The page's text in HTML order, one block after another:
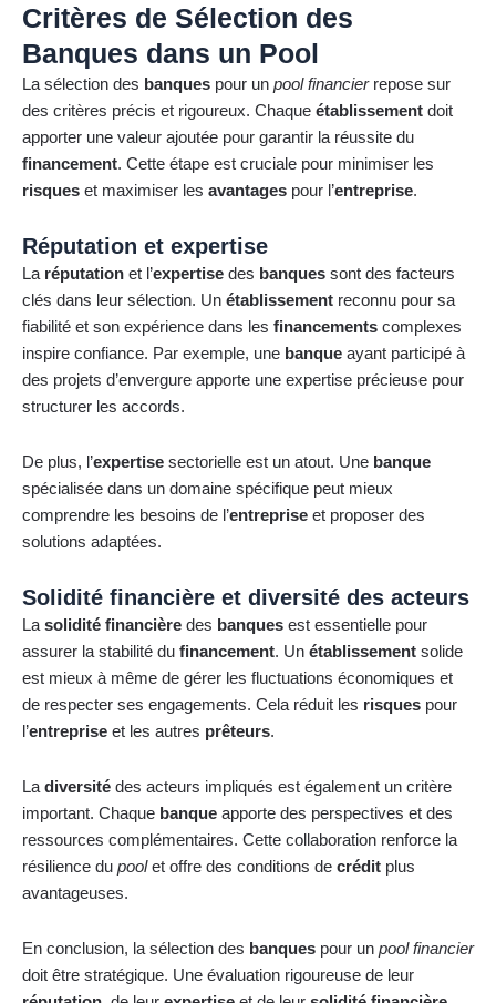
Critères de Sélection des
Banques dans un Pool
La sélection des banques pour un pool financierrepose sur
des critères précis et rigoureux. Chaque établissement doit
apporter une valeur ajoutée pour garantir la réussite du
financement. Cette étape est cruciale pour minimiser les
risques et maximiser les avantages pour l’entreprise.
Réputation et expertise
La réputation et l’expertise des banques sont des facteurs
clés dans leur sélection. Un établissement reconnu pour sa
fiabilité et son expérience dans les financements complexes
inspire confiance. Par exemple, une banque ayant participé à
des projets d’envergure apporte une expertise précieuse pour
structurer les accords.
De plus, l’expertise sectorielle est un atout. Une banque
spécialisée dans un domaine spécifique peut mieux
comprendre les besoins de l’entreprise et proposer des
solutions adaptées.
Solidité financière et diversité des acteurs
Lasolidité financière des banques est essentielle pour
assurer la stabilité du financement. Un établissement solide
est mieux à même de gérer les fluctuations économiques et
de respecter ses engagements. Cela réduit les risques pour
l’entreprise et les autres prêteurs.
La diversité des acteurs impliqués est également un critère
important. Chaque banque apporte des perspectives et des
ressources complémentaires. Cette collaboration renforce la
résilience du poolet offre des conditions de crédit plus
avantageuses.
En conclusion, la sélection des banques pour un pool financier
doit être stratégique. Une évaluation rigoureuse de leur